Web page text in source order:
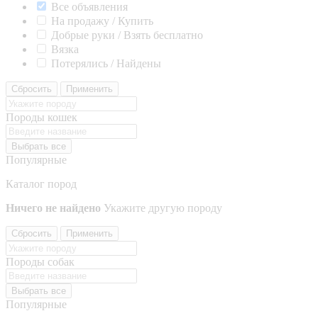
Все объявления
На продажу / Купить
Добрые руки / Взять бесплатно
Вязка
Потерялись / Найдены
Сбросить Применить
Породы кошек
Выбрать все
Популярные
Каталог пород
Ничего не найдено Укажите другую породу
Сбросить Применить
Породы собак
Выбрать все
Популярные